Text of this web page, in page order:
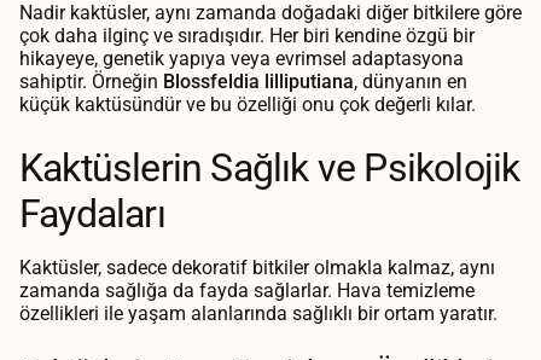
Nadir kaktüsler, aynı zamanda doğadaki diğer bitkilere göre
çok daha ilginç ve sıradışıdır. Her biri kendine özgü bir
hikayeye, genetik yapıya veya evrimsel adaptasyona
sahiptir. Örneğin Blossfeldia lilliputiana, dünyanın en
küçük kaktüsündür ve bu özelliği onu çok değerli kılar.
Kaktüslerin Sağlık ve Psikolojik
Faydaları
Kaktüsler, sadece dekoratif bitkiler olmakla kalmaz, aynı
zamanda sağlığa da fayda sağlarlar. Hava temizleme
özellikleri ile yaşam alanlarında sağlıklı bir ortam yaratır.